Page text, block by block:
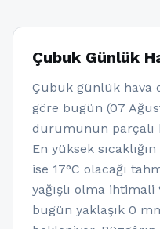
Çubuk Günlük
Çubuk günlük hava
göre bugün (07
durumunun parçalı
En yüksek
ise 17°C olacağı
yağışlı olma
bugün yaklaşık 0